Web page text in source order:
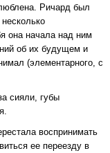
Ричард был
она начала над ним
об их будущем и
(элементарного, с
сияли, губы
воспринимать
ее переезду в